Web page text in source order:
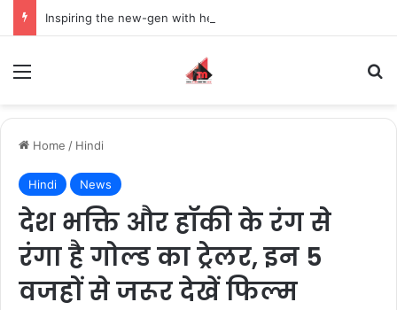
Home / Hindi
Hindi News
देश भक्ति और हॉकी के रंग से
रंगा है गोल्ड का ट्रेलर, इन 5
वजहों से जरूर देखें फिल्म